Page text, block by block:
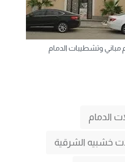
مباني وتشطيبات الدمام
الدمام
خشبيه الشرقية